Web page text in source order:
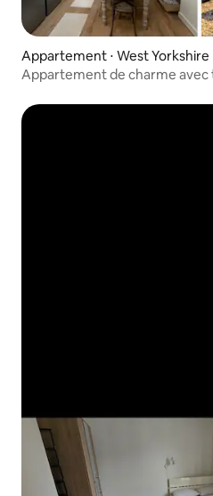
Appartement ⋅ West Yorkshire
Appartement de charme avec